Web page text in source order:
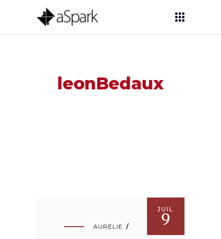
leonBedaux
JUIL
9
AURÉLIE